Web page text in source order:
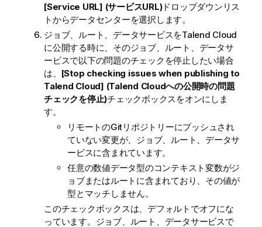
[Service URL] (サービスURL)ドロップダウンリス
トからデータセンターを選択します。
ジョブ、ルート、データサービスをTalend Cloud
に公開する時に、そのジョブ、ルート、データサ
ービスで以下の問題のチェックを停止したい場合
は、 [Stop checking issues when publishing to
Talend Cloud] (Talend Cloudへの公開時の問題
チェックを停止)チェックボックスをオンにしま
す。
リモートのGitリポジトリーにプッシュされ
ていない変更が、ジョブ、ルート、データサ
ービスに含まれています。
任意の数値データ型のコンテキスト変数がジ
ョブまたはルートに含まれており、その値が
型とマッチしません。
このチェックボックスは、デフォルトでオフにな
っています。ジョブ、ルート、データサービスで